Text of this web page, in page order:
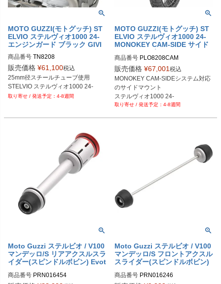
MOTO GUZZI(モトグッチ) ST
ELVIO ステルヴィオ1000 24-
エンジンガード ブラック GIVI
商品番号 TN8208
販売価格 ¥61,100税込
25mm径スチールチューブ使用
STELVIO ステルヴィオ1000 24-
4-8週間
MOTO GUZZI(モトグッチ) ST
ELVIO ステルヴィオ1000 24-
MONOKEY CAM-SIDE サイド
商品番号 PLO8208CAM
販売価格 ¥67,001 税込
MONOKEY CAM-SIDEシステム対応
のサイドマウント
ステルヴィオ1000 24-
4-8週間
Moto Guzzi ステルビオ / V100
マンデッロ/S リアアクスルスラ
イダー(スピンドルボビン) Evot
商品番号 PRN016454
Moto Guzzi ステルビオ / V100
マンデッロ/S フロントアクスル
スライダー(スピンドルボビン)
商品番号 PRN016246